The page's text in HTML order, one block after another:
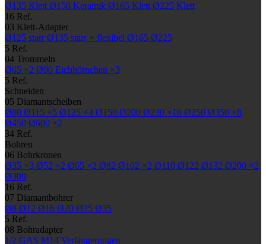
Ø135 Klett Ø150 Keramik Ø165 Klett Ø225 Klett
16 Ref.
03 Klett-Adapter
Ø125 starr Ø135 starr + flexibel Ø165 Ø225
5 Ref.
04 Trommeln
Ø65 ×2 Ø90 Eichhörnchen ×3
5 Ref.
Schneiden
05 Diamantscheiben
Ø80 Ø115 ×5 Ø125 ×4 Ø150 Ø200 Ø230 ×10 Ø250 Ø350 ×8
Ø450 Ø600 ×2
34 Ref.
Bohren
06 Bohrkronen
Ø35 ×3 Ø52 ×2 Ø65 ×2 Ø82 Ø102 ×2 Ø110 Ø122 Ø132 Ø200 ×2
Ø300
16 Ref.
07 Diamantbohrer
Ø8 Ø12 Ø16 Ø20 Ø25 Ø35
5 Ref.
08 Bohradapter
1/2 GAS M14 Verlängerungen